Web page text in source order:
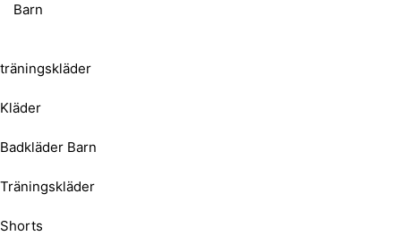
Barn
träningskläder
Kläder
Badkläder Barn
Träningskläder
Shorts